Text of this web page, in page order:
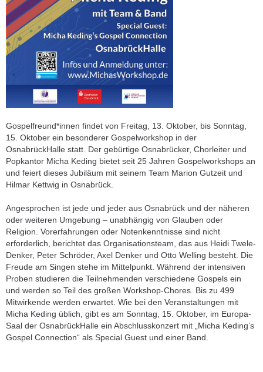
Gospelfreund*innen findet von Freitag, 13. Oktober, bis Sonntag,
15. Oktober ein besonderer Gospelworkshop in der
OsnabrückHalle statt. Der gebürtige Osnabrücker, Chorleiter und
Popkantor Micha Keding bietet seit 25 Jahren Gospelworkshops an
und feiert dieses Jubiläum mit seinem Team Marion Gutzeit und
Hilmar Kettwig in Osnabrück.
Angesprochen ist jede und jeder aus Osnabrück und der näheren
oder weiteren Umgebung – unabhängig von Glauben oder
Religion. Vorerfahrungen oder Notenkenntnisse sind nicht
erforderlich, berichtet das Organisationsteam, das aus Heidi Twele-
Denker, Peter Schröder, Axel Denker und Otto Welling besteht. Die
Freude am Singen stehe im Mittelpunkt. Während der intensiven
Proben studieren die Teilnehmenden verschiedene Gospels ein
und werden so Teil des großen Workshop-Chores. Bis zu 499
Mitwirkende werden erwartet. Wie bei den Veranstaltungen mit
Micha Keding üblich, gibt es am Sonntag, 15. Oktober, im Europa-
Saal der OsnabrückHalle ein Abschlusskonzert mit „Micha Keding’s
Gospel Connection“ als Special Guest und einer Band.